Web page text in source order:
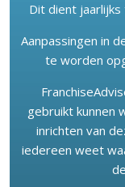
Dit dient
Aanpassingen in
te worden
gebruikt kunnen
inrichten van
iedereen weet